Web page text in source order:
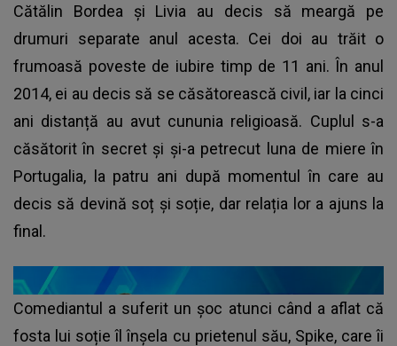
Cătălin Bordea și Livia au decis să meargă pe
drumuri separate anul acesta. Cei doi au trăit o
frumoasă poveste de iubire timp de 11 ani. În anul
2014, ei au decis să se căsătorească civil, iar la cinci
ani distanță au avut cununia religioasă. Cuplul s-a
căsătorit în secret și și-a petrecut luna de miere în
Portugalia, la patru ani după momentul în care au
decis să devină soț și soție, dar relația lor a ajuns la
final.
Comediantul a suferit un șoc atunci când a aflat că
fosta lui soție îl înșela cu prietenul său, Spike, care îi